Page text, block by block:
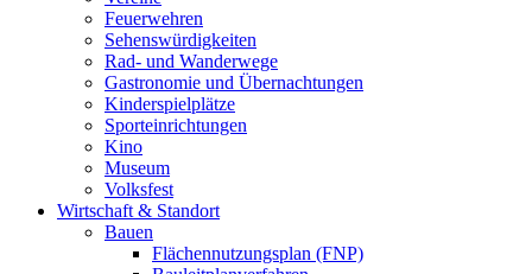
Feuerwehren
Sehenswürdigkeiten
Rad- und Wanderwege
Gastronomie und Übernachtungen
Kinderspielplätze
Sporteinrichtungen
Kino
Museum
Volksfest
Wirtschaft & Standort
Bauen
Flächennutzungsplan (FNP)